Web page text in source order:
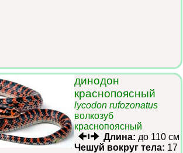
динодон
краснопоясный
lycodon rufozonatus
волкозуб
краснопоясный
Длина: до 110 см
Чешуй вокруг тела: 17